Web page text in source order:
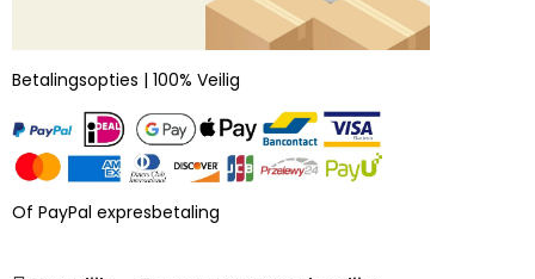
Betalingsopties | 100% Veilig
Of PayPal expresbetaling